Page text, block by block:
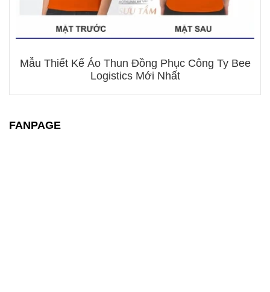
Mẫu Thiết Kế Áo Thun Đồng Phục Công Ty Bee
Logistics Mới Nhất
FANPAGE